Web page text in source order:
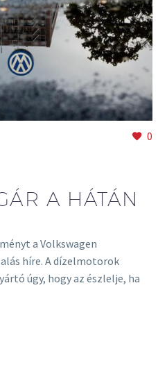
0
A HÁTÁN
a Volkswagen
híre. A dízelmotorok
úgy, hogy az észlelje, ha